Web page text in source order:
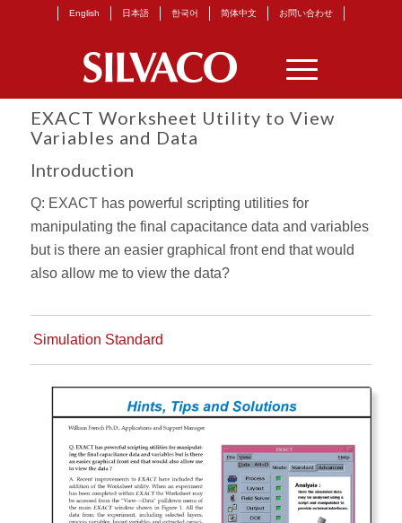
English 日本語 한국어 简体中文 お問い合わせ
EXACT Worksheet Utility to View
Variables and Data
Introduction
Q: EXACT has powerful scripting utilities for
manipulating the final capacitance data and variables
but is there an easier graphical front end that would
also allow me to view the data?
Simulation Standard